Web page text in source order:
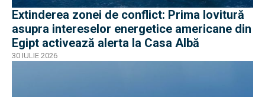
Extinderea zonei de conflict: Prima lovitură
asupra intereselor energetice americane din
Egipt activează alerta la Casa Albă
30 IULIE 2026